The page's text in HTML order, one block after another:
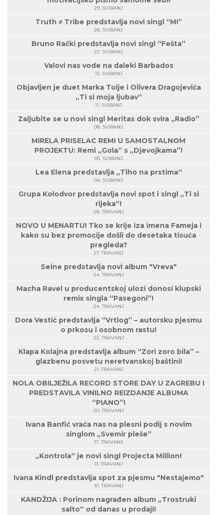
29. SVIBANJ
Truth ≠ Tribe predstavlja novi singl “M!”
28. SVIBANJ
Bruno Rački predstavlja novi singl “Fešta”
22. SVIBANJ
Valovi nas vode na daleki Barbados
13. SVIBANJ
Objavljen je duet Marka Tolje i Olivera Dragojevića
„Ti si moja ljubav“
11. SVIBANJ
Zaljubite se u novi singl Meritas dok svira „Radio”
08. SVIBANJ
MIRELA PRISELAC REMI U SAMOSTALNOM
PROJEKTU: Remi „Gola” s „Djevojkama”!
05. SVIBANJ
Lea Elena predstavlja „Tiho na prstima“
04. SVIBANJ
Grupa Kolodvor predstavlja novi spot i singl „Ti si
rijeka“!
28. TRAVANJ
NOVO U MENARTU! Tko se krije iza imena Fameja i
kako su bez promocije došli do desetaka tisuća
pregleda?
27. TRAVANJ
Seine predstavlja novi album "Vreva"
24. TRAVANJ
Macha Ravel u producentskoj ulozi donosi klupski
remix singla “Pasegoni”!
24. TRAVANJ
Dora Vestić predstavlja “Vrtlog” – autorsku pjesmu
o prkosu i osobnom rastu!
22. TRAVANJ
Klapa Kolajna predstavlja album “Zori zoro bila” –
glazbenu posvetu neretvanskoj baštini!
21. TRAVANJ
NOLA OBILJEŽILA RECORD STORE DAY U ZAGREBU I
PREDSTAVILA VINILNO REIZDANJE ALBUMA
“PIANO”!
20. TRAVANJ
Ivana Banfić vraća nas na plesni podij s novim
singlom „Svemir pleše”
17. TRAVANJ
„Kontrola“ je novi singl Projecta Million!
13. TRAVANJ
Ivana Kindl predstavlja spot za pjesmu "Nestajemo"
10. TRAVANJ
KANDŽIJA : Porinom nagrađen album „Trostruki
salto“ od danas u prodaji!